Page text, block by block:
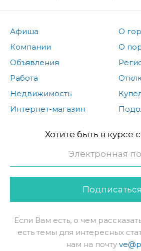
Афиша
Компании
Объявления
Работа
Недвижимость
Интернет-магазин
О
О
Хотите быть в курсе
Подписаться
Если Вам есть, о чем
есть темы для интересных
нам на почту